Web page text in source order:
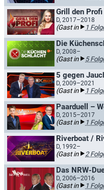
Grill den Profi
D, 2017–2018
(Gast in 1
D, 2008–
(Gast in 5
5 gegen
D, 2009–2021
(Gast in 1
D, 2015–2017
(Gast in 1
Riverboat /
D, 1992–
(Gast in 2
Das NRW-
D, 2006–2016
(Gast in 1